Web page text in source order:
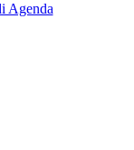
Agenda